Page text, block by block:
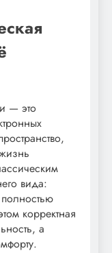
— это
вида:
корректная
а